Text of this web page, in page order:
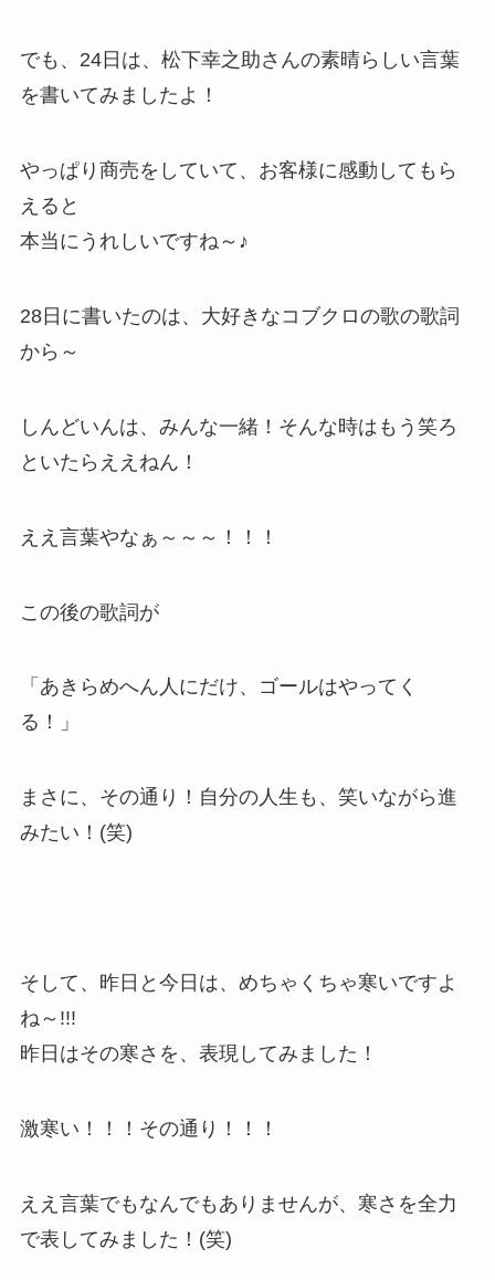
でも、24日は、松下幸之助さんの素晴らしい言葉
を書いてみましたよ！
やっぱり商売をしていて、お客様に感動してもら
えると
本当にうれしいですね～♪
28日に書いたのは、大好きなコブクロの歌の歌詞
から～
しんどいんは、みんな一緒！そんな時はもう笑ろ
といたらええねん！
ええ言葉やなぁ～～～！！！
この後の歌詞が
「あきらめへん人にだけ、ゴールはやってく
る！」
まさに、その通り！自分の人生も、笑いながら進
みたい！(笑)
そして、昨日と今日は、めちゃくちゃ寒いですよ
ね～!!!
昨日はその寒さを、表現してみました！
激寒い！！！その通り！！！
ええ言葉でもなんでもありませんが、寒さを全力
で表してみました！(笑)